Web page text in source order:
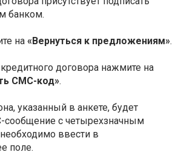
банком.
на «Вернуться к предложениям».
договора нажмите на
СМС-код».
указанный в анкете, будет
сообщение с четырехзначным
ввести в
поле.